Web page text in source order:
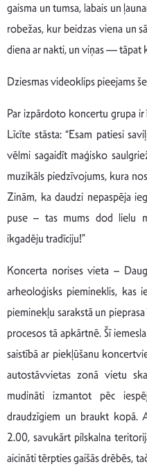
gaisma un tumsa, labais un
robežas, kur beidzas viena un
diena ar nakti, un viņas ― tāpat
Dziesmas videoklips pieejams
Par izpārdoto koncertu grupa ir
Līcīte stāsta: “Esam patiesi
vēlmi sagaidīt maģisko
muzikāls piedzīvojums, kura
Zinām, ka daudzi nepaspēja
puse – tas mums dod lielu
ikgadēju tradīciju!”
Koncerta norises vieta –
arheoloģisks piemineklis, kas
pieminekļu sarakstā un
procesos tā apkārtnē. Šī
saistībā ar piekļūšanu
autostāvvietas zonā vietu
mudināti izmantot pēc
draudzīgiem un braukt kopā.
2.00, savukārt pilskalna
aicināti tērpties gaišās drēbēs,